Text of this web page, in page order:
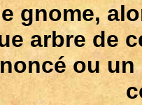
gnome,
arbre de
ou